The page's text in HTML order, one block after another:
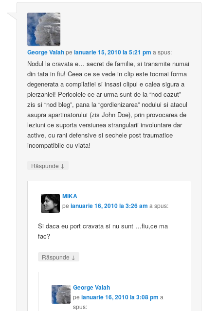
George Valahpeianuarie 15, 2010 la 5:21 pm a spus:
Nodul la cravata e… secret de familie, si transmite numai
din tata in fiu! Ceea ce se vede in clip este tocmai forma
degenerata a compilatiei si insasi clipul e calea sigura a
pierzaniei! Pericolele ce ar urma sunt de la “nod cazut”
zis si “nod bleg”, pana la “gordienizarea” nodului si atacul
asupra apartinatorului (zis John Doe), prin provocarea de
leziuni ce suporta versiunea strangularii involuntare dar
active, cu rani defensive si sechele post traumatice
incompatibile cu viata!
Răspunde ↓
MIKA
peianuarie 16, 2010 la 3:26 am a spus:
Si daca eu port cravata si nu sunt …fiu,ce ma
fac?
Răspunde ↓
George Valah
peianuarie 16, 2010 la 3:08 pm a
spus: